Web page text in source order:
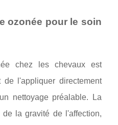
ozonée pour le soin
chez les chevaux est
l'appliquer directement
nettoyage préalable. La
la gravité de l'affection,